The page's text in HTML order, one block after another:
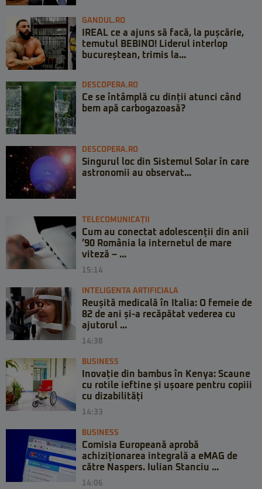
GANDUL.RO
IREAL ce a ajuns să facă, la pușcărie,
temutul BEBINO! Liderul interlop
bucureștean, trimis la...
DESCOPERA.RO
Ce se întâmplă cu dinții atunci când
bem apă carbogazoasă?
DESCOPERA.RO
Singurul loc din Sistemul Solar în care
astronomii au observat...
TELECOMUNICAȚII
Cum au conectat adolescenții din anii
’90 România la internetul de mare
viteză – ...
15:14
INTELIGENTA ARTIFICIALA
Reușită medicală în Italia: O femeie de
82 de ani și-a recăpătat vederea cu
ajutorul ...
14:38
BUSINESS
Inovație din bambus în Kenya: Scaune
cu rotile ieftine și ușoare pentru copiii
cu dizabilități
14:33
BUSINESS
Comisia Europeană aprobă
achiziționarea integrală a eMAG de
către Naspers. Iulian Stanciu ...
14:06